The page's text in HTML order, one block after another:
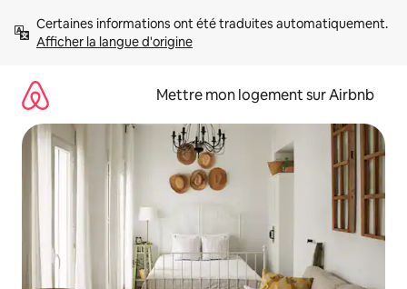
directement
Afficher la langue d'origine
Mettre mon logement sur Airbnb